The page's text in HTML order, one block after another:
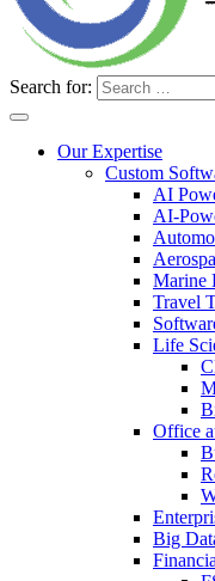
Search for:
Our Expertise
Custom
AI
AI-
Marine
Travel
Life
Office
Big